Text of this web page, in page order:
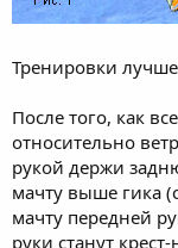
Тренировки
После того, как
относительно
рукой держи
мачту выше гика
мачту передней
руки станут